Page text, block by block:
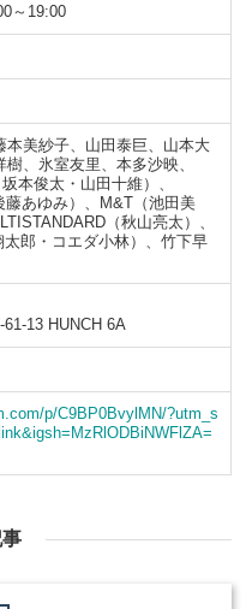
～19:00
本美紗子、山田泰巨、山本大
、氷室友里、本多沙映、
本俊太・山田十維）、
藤あゆみ）、M&T（池田美
（秋山亮太）、
郎・コエダ小林）、竹下早
13 HUNCH 6A
p/C9BP0BvylMN/?utm_s